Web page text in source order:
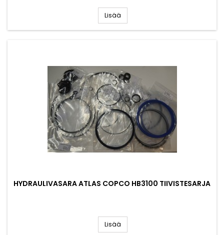
Lisää
HYDRAULIVASARA ATLAS COPCO HB3100 TIIVISTESARJA
Lisää